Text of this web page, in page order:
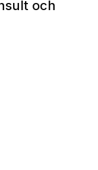
och